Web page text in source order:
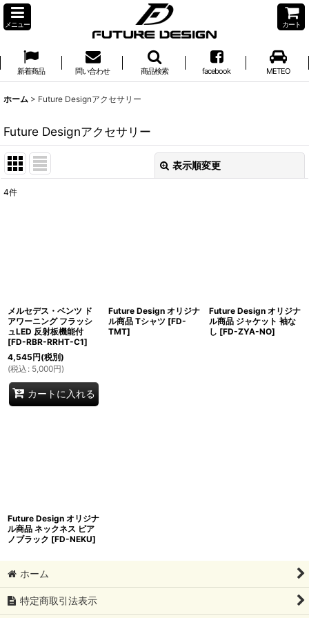
メニュー カート
新着商品 問い合わせ 商品検索 facebook METEO
ホーム > Future Designアクセサリー
Future Designアクセサリー
表示順変更
4件
メルセデス・ベンツ ド
アワーニング フラッシ
ュLED 反射板機能付
[FD-RBR-RRHT-C1]
4,545円(税別)
(税込 : 5,000円)
カートに入れる
Future Design オリジナ
ル商品 Tシャツ [FD-
TMT]
Future Design オリジナ
ル商品 ジャケット 袖な
し [FD-ZYA-NO]
Future Design オリジナ
ル商品 ネックネス ピア
ノブラック [FD-NEKU]
ホーム
特定商取引法表示